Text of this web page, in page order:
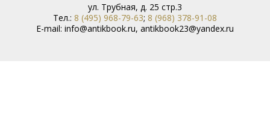
ул. Трубная, д. 25 стр.3
Тел.: 8 (495) 968-79-63; 8 (968) 378-91-08
E-mail: info@antikbook.ru, antikbook23@yandex.ru